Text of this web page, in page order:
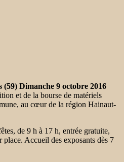
(59) Dimanche 9 octobre 2016
et de la bourse de matériels
au cœur de la région Hainaut-
de 9 h à 17 h, entrée gratuite,
place. Accueil des exposants dès 7